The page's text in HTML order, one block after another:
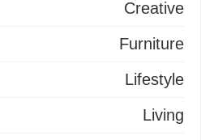
Creative
Furniture
Lifestyle
Living